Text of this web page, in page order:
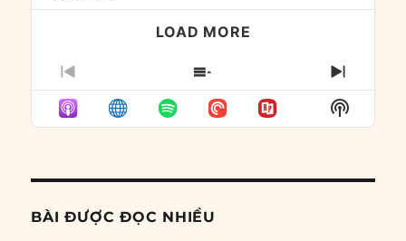
LOAD MORE
PREVIOUS
EPISODE
SHOW
EPISODES
LIST
NEXT
Show
Podcast
BÀI ĐƯỢC ĐỌC NHIỀU